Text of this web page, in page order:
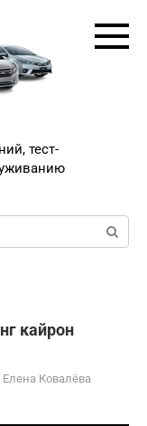
тест-
кайрон
Елена Ковалёва